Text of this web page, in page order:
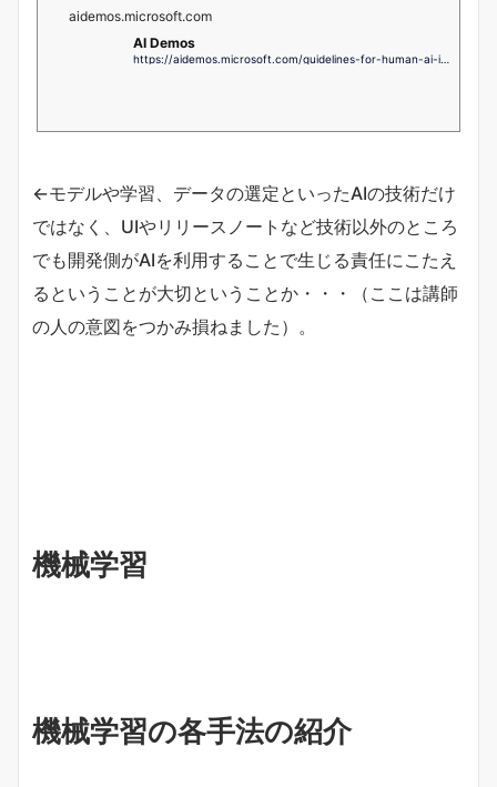
aidemos.microsoft.com
AI Demos
https://aidemos.microsoft.com/guidelines-for-human-ai-interaction/demo
←モデルや学習、データの選定といったAIの技術だけ
ではなく、UIやリリースノートなど技術以外のところ
でも開発側がAIを利用することで生じる責任にこたえ
るということが大切ということか・・・（ここは講師
の人の意図をつかみ損ねました）。
機械学習
機械学習の各手法の紹介